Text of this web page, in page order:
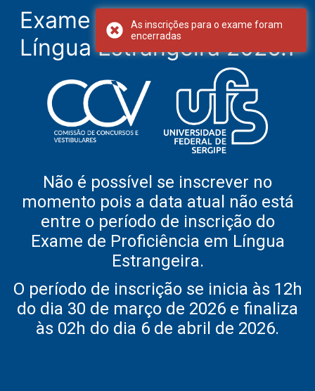
Exame de Proficiência em
Língua Estrangeira 2026.1
Não é possível se inscrever no
momento pois a data atual não está
entre o período de inscrição do
Exame de Proficiência em Língua
Estrangeira.
O período de inscrição se inicia às 12h
do dia 30 de março de 2026 e finaliza
às 02h do dia 6 de abril de 2026.
As inscrições para o exame foram
encerradas